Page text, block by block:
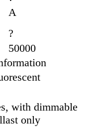
A
?
50000
with dimmable
only